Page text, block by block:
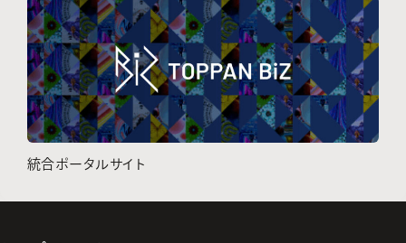
統合ポータルサイト